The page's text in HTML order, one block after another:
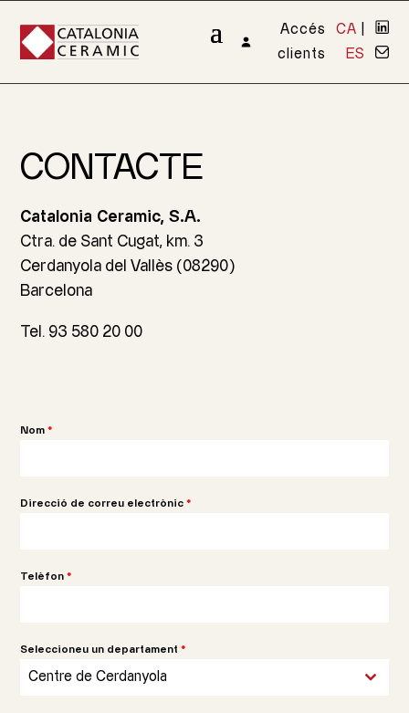
Accés
clients
CA
ES
CONTACTE
Catalonia Ceramic, S.A.
Ctra. de Sant Cugat, km. 3
Cerdanyola del Vallès (08290)
Barcelona
Tel. 93 580 20 00
Nom*
Direcció de correu electrònic*
Telèfon*
Seleccioneu un departament*
Centre de Cerdanyola